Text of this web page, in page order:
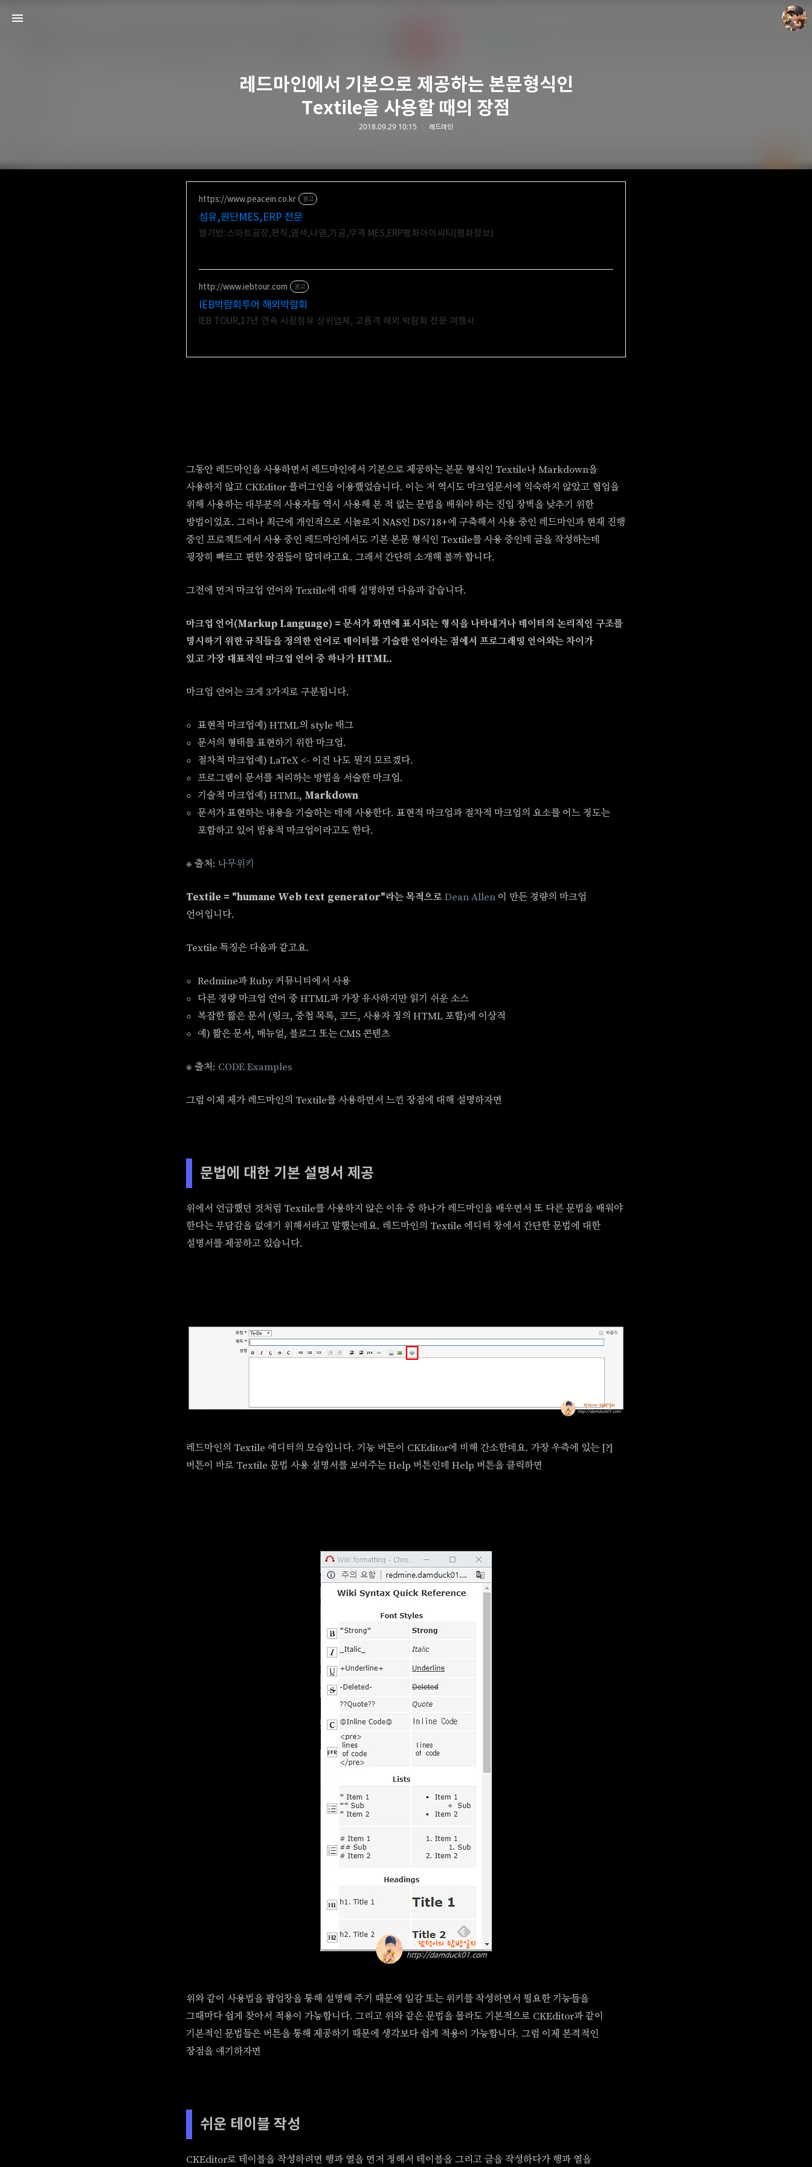
레드마인에서 기본으로 제공하는 본문형식인
Textile을 사용할 때의 장점
2018.09.29 10:15 레드마인
https://www.peacein.co.kr 광고
섬유,원단MES,ERP 전문
웹기반:스마트공장,편직,염색,나염,가공,무역 MES,ERP평화아이씨티(평화정보)
http://www.iebtour.com 광고
IEB박람회투어 해외박람회
IEB TOUR,17년 연속 시장점유 상위업체, 고품격 해외 박람회 전문 여행사.
그동안 레드마인을 사용하면서 레드마인에서 기본으로 제공하는 본문 형식인 Textile나 Markdown을
사용하지 않고 CKEditor 플러그인을 이용했었습니다. 이는 저 역시도 마크업문서에 익숙하지 않았고 협업을
위해 사용하는 대부분의 사용자들 역시 사용해 본 적 없는 문법을 배워야 하는 진입 장벽을 낮추기 위한
방법이었죠. 그러나 최근에 개인적으로 시놀로지 NAS인 DS718+에 구축해서 사용 중인 레드마인과 현재 진행
중인 프로젝트에서 사용 중인 레드마인에서도 기본 본문 형식인 Textile를 사용 중인데 글을 작성하는데
굉장히 빠르고 편한 장점들이 많더라고요. 그래서 간단히 소개해 볼까 합니다.
그전에 먼저 마크업 언어와 Textile에 대해 설명하면 다음과 같습니다.
마크업 언어(Markup Language) = 문서가 화면에 표시되는 형식을 나타내거나 데이터의 논리적인 구조를
명시하기 위한 규칙들을 정의한 언어로 데이터를 기술한 언어라는 점에서 프로그래밍 언어와는 차이가
있고 가장 대표적인 마크업 언어 중 하나가 HTML.
마크업 언어는 크게 3가지로 구분됩니다.
표현적 마크업예) HTML의 style 태그
문서의 형태를 표현하기 위한 마크업.
절차적 마크업예) LaTeX <- 이건 나도 뭔지 모르겠다.
프로그램이 문서를 처리하는 방법을 서술한 마크업.
기술적 마크업예) HTML, Markdown
문서가 표현하는 내용을 기술하는 데에 사용한다. 표현적 마크업과 절차적 마크업의 요소를 어느 정도는
포함하고 있어 범용적 마크업이라고도 한다.
※ 출처: 나무위키
Textile = "humane Web text generator"라는 목적으로Dean Allen 이 만든 경량의 마크업
언어입니다.
Textile 특징은 다음과 같고요.
Redmine과 Ruby 커뮤니티에서 사용
다른 경량 마크업 언어 중 HTML과 가장 유사하지만 읽기 쉬운 소스
복잡한 짧은 문서 (링크, 중첩 목록, 코드, 사용자 정의 HTML 포함)에 이상적
예) 짧은 문서, 매뉴얼, 블로그 또는 CMS 콘텐츠
※ 출처: CODE Examples
그럼 이제 제가 레드마인의 Textile를 사용하면서 느낀 장점에 대해 설명하자면
문법에 대한 기본 설명서 제공
위에서 언급했던 것처럼 Textile를 사용하지 않은 이유 중 하나가 레드마인을 배우면서 또 다른 문법을 배워야
한다는 부담감을 없애기 위해서라고 말했는데요. 레드마인의 Textile 에디터 창에서 간단한 문법에 대한
설명서를 제공하고 있습니다.
레드마인의 Textile 에디터의 모습입니다. 기능 버튼이 CKEditor에 비해 간소한데요. 가장 우측에 있는 [?]
버튼이 바로 Textile 문법 사용 설명서를 보여주는 Help 버튼인데 Help 버튼을 클릭하면
위와 같이 사용법을 팝업창을 통해 설명해 주기 때문에 일감 또는 위키를 작성하면서 필요한 기능들을
그때마다 쉽게 찾아서 적용이 가능합니다. 그리고 위와 같은 문법을 몰라도 기본적으로 CKEditor과 같이
기본적인 문법들은 버튼을 통해 제공하기 때문에 생각보다 쉽게 적용이 가능합니다. 그럼 이제 본격적인
장점을 얘기하자면
쉬운 테이블 작성
CKEditor로 테이블을 작성하려면 행과 열을 먼저 정해서 테이블을 그리고 글을 작성하다가 행과 열을